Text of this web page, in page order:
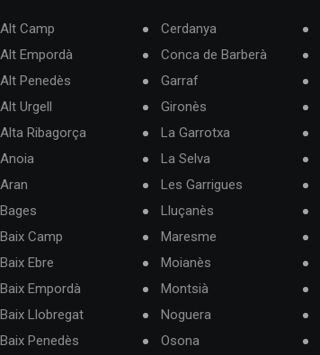
Alt Camp
Alt Empordà
Alt Penedès
Alt Urgell
Alta Ribagorça
Anoia
Aran
Bages
Baix Camp
Baix Ebre
Baix Empordà
Baix Llobregat
Baix Penedès
Cerdanya
Conca de Barberà
Garraf
Gironès
La Garrotxa
La Selva
Les Garrigues
Lluçanès
Maresme
Moianès
Montsià
Noguera
Osona